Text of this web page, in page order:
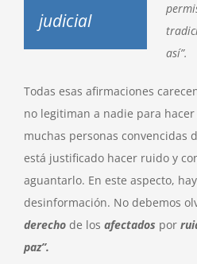
judicial
así”.
Todas esas afirmaciones
no legitiman a nadie para hacer
muchas personas convencidas
está justificado hacer ruido y
aguantarlo. En este aspecto,
desinformación. No debemos
derecho de los afectados por
paz”.